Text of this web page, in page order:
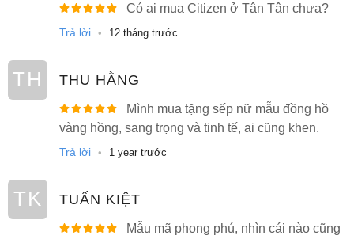
Có ai mua Citizen ở Tân Tân chưa?
Trả lời • 12 tháng trước
TH THU HẰNG
Mình mua tặng sếp nữ mẫu đồng hồ
vàng hồng, sang trọng và tinh tế, ai cũng khen.
Trả lời • 1 year trước
TK TUẤN KIỆT
Mẫu mã phong phú, nhìn cái nào cũng